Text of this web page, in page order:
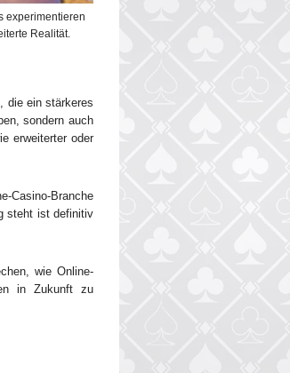
experimentieren
Realität.
die ein stärkeres
sondern auch
erweiterter oder
Casino-Branche
steht ist definitiv
wie Online-
in Zukunft zu